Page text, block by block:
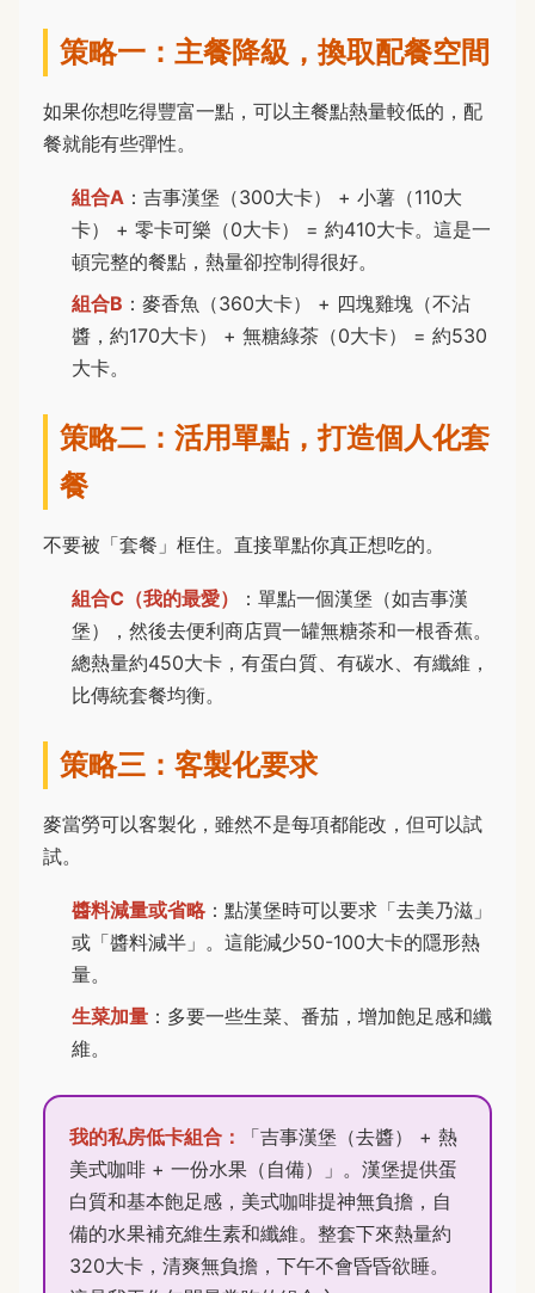
策略一：主餐降級，換取配餐空間
如果你想吃得豐富一點，可以主餐點熱量較低的，配
餐就能有些彈性。
組合A ：吉事漢堡（300大卡） + 小薯（110大
卡） + 零卡可樂（0大卡） = 約410大卡。這是一
頓完整的餐點，熱量卻控制得很好。
組合B ：麥香魚（360大卡） + 四塊雞塊（不沾
醬，約170大卡） + 無糖綠茶（0大卡） = 約530
大卡。
策略二：活用單點，打造個人化套
餐
不要被「套餐」框住。直接單點你真正想吃的。
組合C（我的最愛）
：單點一個漢堡（如吉事漢
堡），然後去便利商店買一罐無糖茶和一根香蕉。
總熱量約450大卡，有蛋白質、有碳水、有纖維，
比傳統套餐均衡。
策略三：客製化要求
麥當勞可以客製化，雖然不是每項都能改，但可以試
試。
醬料減量或省略：點漢堡時可以要求「去美乃滋」
或「醬料減半」。這能減少50-100大卡的隱形熱
量。
生菜加量 ：多要一些生菜、番茄，增加飽足感和纖
維。
我的私房低卡組合：
「吉事漢堡（去醬） + 熱
美式咖啡 + 一份水果（自備）」。漢堡提供蛋
白質和基本飽足感，美式咖啡提神無負擔，自
備的水果補充維生素和纖維。整套下來熱量約
320大卡，清爽無負擔，下午不會昏昏欲睡。